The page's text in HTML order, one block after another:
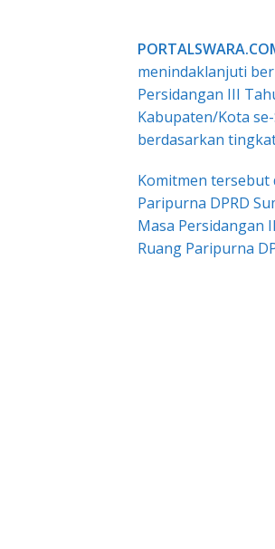
menindaklanjuti
Persidangan III
Kabupaten/Kota
berdasarkan
Komitmen tersebut
Paripurna DPRD
Masa Persidangan
Ruang Paripurna